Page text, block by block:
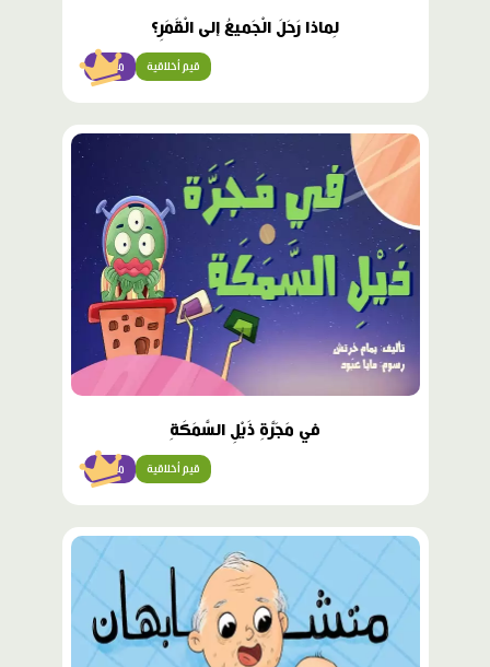
لِماذا رَحَلَ الْجَميعُ إلى الْقَمَرِ؟
متقدّم قيم أخلاقية
محتوى
مميّز
في مَجَرَّةِ ذَيْلِ السَّمَكَةِ
متقدّم قيم أخلاقية
محتوى